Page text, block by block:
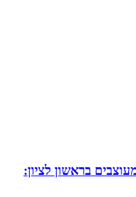
בראשון לציון: